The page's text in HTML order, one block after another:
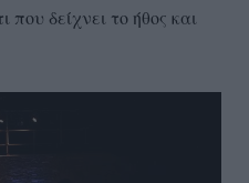
που δείχνει το ήθος και